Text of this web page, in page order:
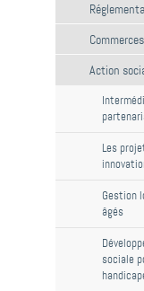
Action
Les
Gestion
âgés
sociale